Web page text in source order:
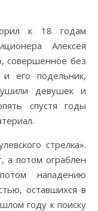
к 18 годам
Алексея
совершенное без
его подельник,
девушек и
спустя годы
стрелка».
а потом ограблен
нападению
оставшихся в
году к поиску